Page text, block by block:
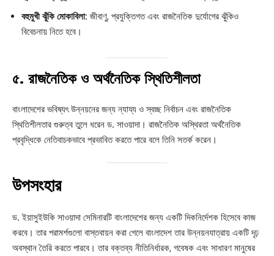
বহুমুখী ঝুঁকি মোকাবিলা: জীবাণু, প্রযুক্তিগত এবং রাজনৈতিক দুর্যোগের ঝুঁকিও
বিবেচনায় নিতে হবে।
৫. রাজনৈতিক ও অর্থনৈতিক স্থিতিশীলতা
বাংলাদেশের ভবিষ্যৎ উন্নয়নের জন্য ন্যায্য ও স্বচ্ছ নির্বাচন এবং রাজনৈতিক
স্থিতিশীলতার গুরুত্ব তুলে ধরেন ড. সাওয়াদা। রাজনৈতিক অস্থিরতা অর্থনৈতিক
প্রবৃদ্ধিকে নেতিবাচকভাবে প্রভাবিত করতে পারে বলে তিনি সতর্ক করেন।
উপসংহার
ড. ইয়াসুইউকি সাওয়াদা সেমিনারটি বাংলাদেশের জন্য একটি দিকনির্দেশক হিসেবে কাজ
করবে। তার পরামর্শগুলো বাস্তবায়ন করা গেলে বাংলাদেশ তার উন্নয়নযাত্রায় একটি দৃঢ়
অবস্থান তৈরি করতে পারবে। তার বক্তব্য নীতিনির্ধারক, গবেষক এবং সাধারণ মানুষের